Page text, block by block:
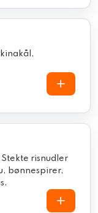
risnudler
bønnespirer,